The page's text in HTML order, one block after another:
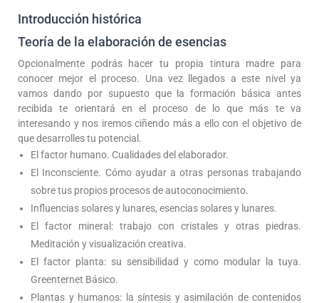
Introducción histórica
Teoría de la elaboración de esencias
Opcionalmente podrás hacer tu propia tintura madre para
conocer mejor el proceso. Una vez llegados a este nivel ya
vamos dando por supuesto que la formación básica antes
recibida te orientará en el proceso de lo que más te va
interesando y nos iremos ciñendo más a ello con el objetivo de
que desarrolles tu potencial.
El factor humano. Cualidades del elaborador.
El Inconsciente. Cómo ayudar a otras personas trabajando
sobre tus propios procesos de autoconocimiento.
Influencias solares y lunares, esencias solares y lunares.
El factor mineral: trabajo con cristales y otras piedras.
Meditación y visualización creativa.
El factor planta: su sensibilidad y como modular la tuya.
Greenternet Básico.
Plantas y humanos: la síntesis y asimilación de contenidos